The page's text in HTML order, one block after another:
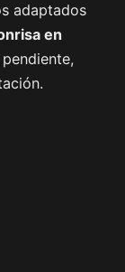
adaptados
en